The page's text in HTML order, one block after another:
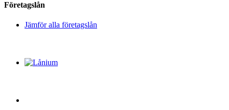
Företagslån
Jämför alla företagslån